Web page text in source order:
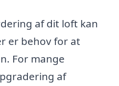
af dit loft kan
er behov for at
For mange
af